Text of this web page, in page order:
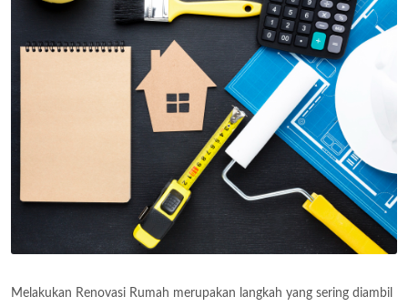
Melakukan Renovasi Rumah merupakan langkah yang sering diambil